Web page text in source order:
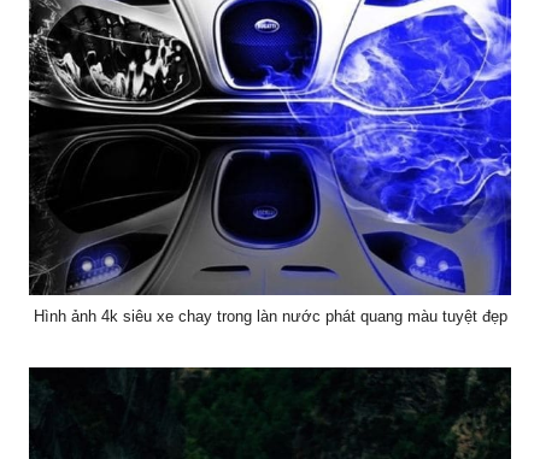
Hình ảnh 4k siêu xe chay trong làn nước phát quang màu tuyệt đẹp